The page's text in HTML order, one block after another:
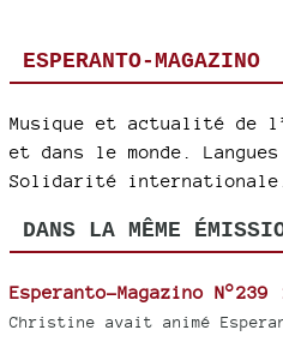
ESPERANTO-MAGAZINO
Musique et actualité de
et dans le monde.
Solidarité
DANS LA MÊME
Esperanto-Magazino
Christine avait animé